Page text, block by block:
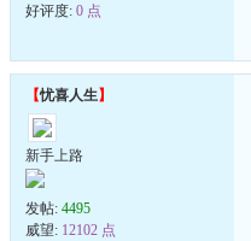
好评度: 0 点
【忧喜人生】
新手上路
发帖: 4495
威望: 12102 点